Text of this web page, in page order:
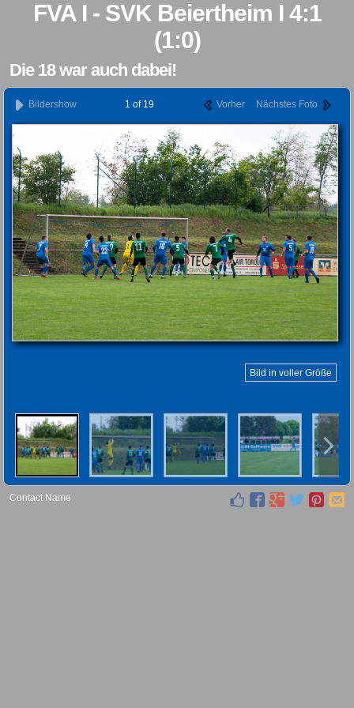
FVA I - SVK Beiertheim I 4:1
(1:0)
Die 18 war auch dabei!
Bildershow Vorher Nächstes Foto
1 of 19
Bild in voller Größe
Contact Name